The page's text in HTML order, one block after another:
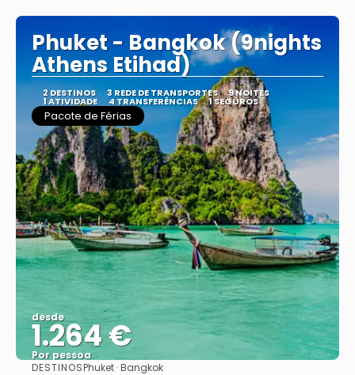
Phuket - Bangkok (9nights
Athens Etihad)
2 DESTINOS 3 REDE DE TRANSPORTES 9 NOITES
1 ATIVIDADE 4 TRANSFERÊNCIAS 1 SEGUROS
Pacote de Férias
desde
1.264 €
Por pessoa
DESTINOSPhuket · Bangkok